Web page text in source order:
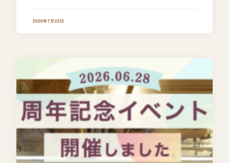
2026年7月22日